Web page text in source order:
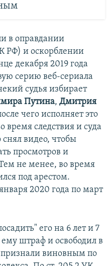
в оправдании
РФ) и оскорблении
декабря 2019 года
серию веб-сериала
судья избирает
Путина, Дмитрия
чего исполняет это
следствия и суда
снял видео, чтобы
просмотров и
не менее, во время
под арестом.
2020 года по март
его на 6 лет и 7
штраф и освободил в
признали виновным по